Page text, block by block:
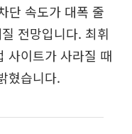
단 속도가 대폭 줄
전망입니다. 최휘
사이트가 사라질 때
혔습니다.